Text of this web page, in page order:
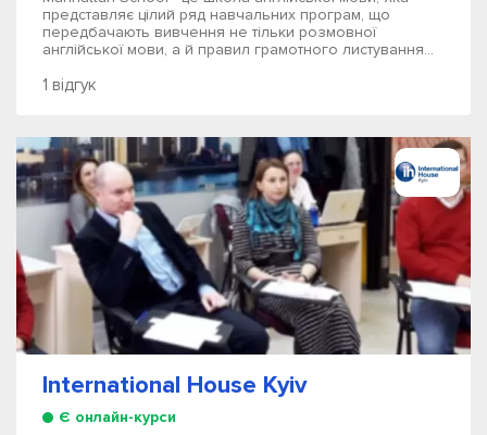
представляє цілий ряд навчальних програм, що
передбачають вивчення не тільки розмовної
англійської мови, а й правил грамотного листування...
1 відгук
International House Kyiv
Є онлайн-курси